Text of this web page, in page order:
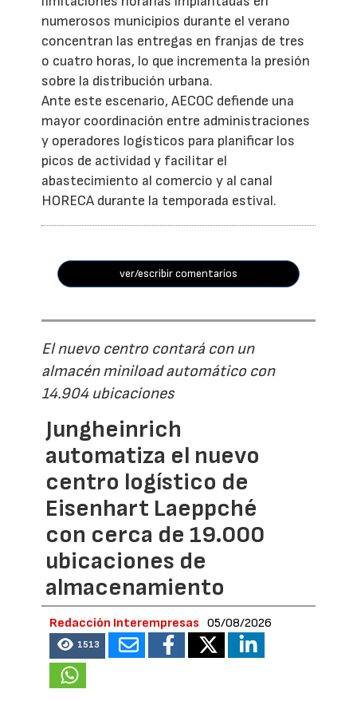
numerosos municipios durante el verano
concentran las entregas en franjas de tres
o cuatro horas, lo que incrementa la presión
sobre la distribución urbana.
Ante este escenario, AECOC defiende una
mayor coordinación entre administraciones
y operadores logísticos para planificar los
picos de actividad y facilitar el
abastecimiento al comercio y al canal
HORECA durante la temporada estival.
ver/escribir comentarios
El nuevo centro contará con un
almacén miniload automático con
14.904 ubicaciones
Jungheinrich
automatiza el nuevo
centro logístico de
Eisenhart Laeppché
con cerca de 19.000
ubicaciones de
almacenamiento
Redacción Interempresas 05/08/2026
1513